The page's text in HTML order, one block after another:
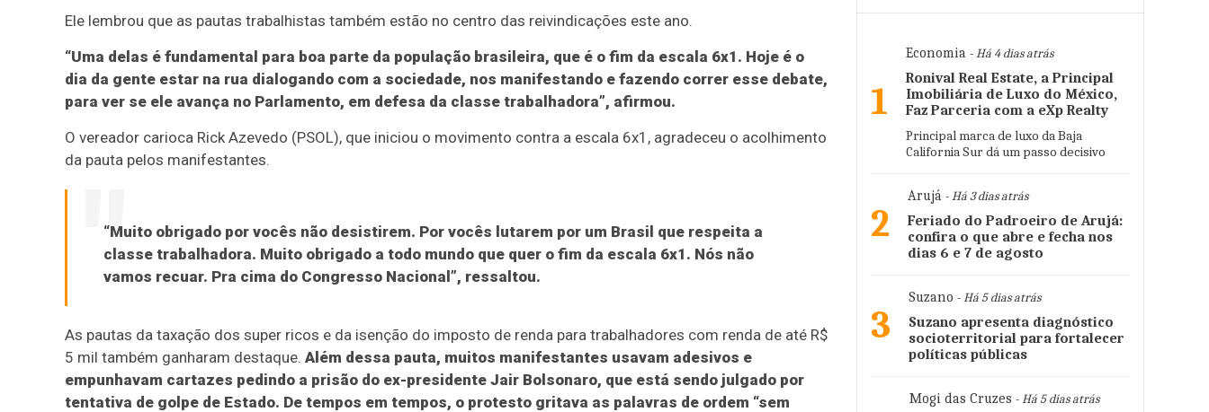
Ele lembrou que as pautas trabalhistas também estão no centro das reivindicações este ano.
“Uma delas é fundamental para boa parte da população brasileira, que é o fim da escala 6x1. Hoje é o
dia da gente estar na rua dialogando com a sociedade, nos manifestando e fazendo correr esse debate,
para ver se ele avança no Parlamento, em defesa da classe trabalhadora”, afirmou.
O vereador carioca Rick Azevedo (PSOL), que iniciou o movimento contra a escala 6x1, agradeceu o acolhimento
da pauta pelos manifestantes.
“Muito obrigado por vocês não desistirem. Por vocês lutarem por um Brasil que respeita a
classe trabalhadora. Muito obrigado a todo mundo que quer o fim da escala 6x1. Nós não
vamos recuar. Pra cima do Congresso Nacional”, ressaltou.
As pautas da taxação dos super ricos e da isenção do imposto de renda para trabalhadores com renda de até R$
5 mil também ganharam destaque. Além dessa pauta, muitos manifestantes usavam adesivos e
empunhavam cartazes pedindo a prisão do ex-presidente Jair Bolsonaro, que está sendo julgado por
tentativa de golpe de Estado. De tempos em tempos, o protesto gritava as palavras de ordem “sem
1
Economia - Há 4 dias atrás
Ronival Real Estate, a Principal
Imobiliária de Luxo do México,
Faz Parceria com a eXp Realty
Principal marca de luxo da Baja
California Sur dá um passo decisivo
2
Arujá - Há 3 dias atrás
Feriado do Padroeiro de Arujá:
confira o que abre e fecha nos
dias 6 e 7 de agosto
3
Suzano - Há 5 dias atrás
Suzano apresenta diagnóstico
socioterritorial para fortalecer
políticas públicas
Mogi das Cruzes - Há 5 dias atrás